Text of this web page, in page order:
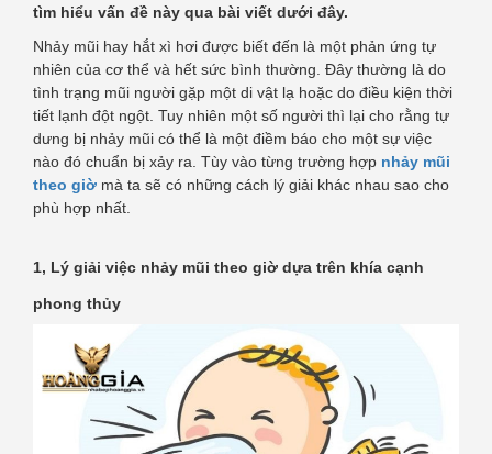
tìm hiểu vấn đề này qua bài viết dưới đây.
Nhảy mũi hay hắt xì hơi được biết đến là một phản ứng tự
nhiên của cơ thể và hết sức bình thường. Đây thường là do
tình trạng mũi người gặp một di vật lạ hoặc do điều kiện thời
tiết lạnh đột ngột. Tuy nhiên một số người thì lại cho rằng tự
dưng bị nhảy mũi có thể là một điềm báo cho một sự việc
nào đó chuẩn bị xảy ra. Tùy vào từng trường hợp nhảy mũi
theo giờ mà ta sẽ có những cách lý giải khác nhau sao cho
phù hợp nhất.
1, Lý giải việc nhảy mũi theo giờ dựa trên khía cạnh
phong thủy